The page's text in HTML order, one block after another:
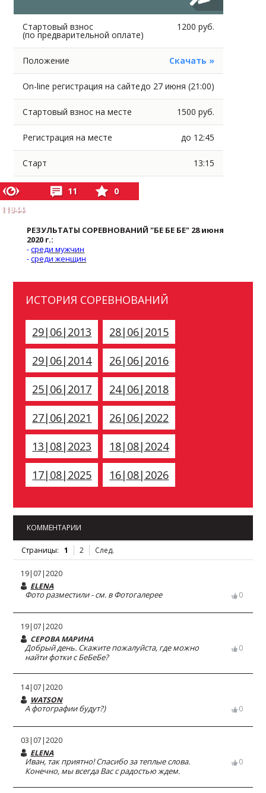
Стартовый взнос
(по предварительной оплате)
1200 руб.
Положение Скачать »
On-line регистрация на сайтедо 27 июня (21:00)
Стартовый взнос на месте 1500 руб.
Регистрация на месте до 12:45
Старт 13:15
11944
11 0
РЕЗУЛЬТАТЫ СОРЕВНОВАНИЙ "БЕ БЕ БЕ" 28 июня
2020 г.:
-среди мужчин
-среди женщин
ИСТОРИЯ СОРЕВНОВАНИЙ
29|06|2013
28|06|2015
29|06|2014
26|06|2016
25|06|2017
24|06|2018
27|06|2021
26|06|2022
13|08|2023
18|08|2024
17|08|2025
16|08|2026
КОММЕНТАРИИ
Страницы: 1 2 След.
19|07|2020
ELENA
Фото разместили - см. в Фотогалерее 0
19|07|2020
СЕРОВА МАРИНА
Добрый день. Скажите пожалуйста, где можно
найти фотки с БеБеБе?
0
14|07|2020
WATSON
А фотографии будут?) 0
03|07|2020
ELENA
Иван, так приятно! Спасибо за теплые слова.
Конечно, мы всегда Вас с радостью ждем.
0